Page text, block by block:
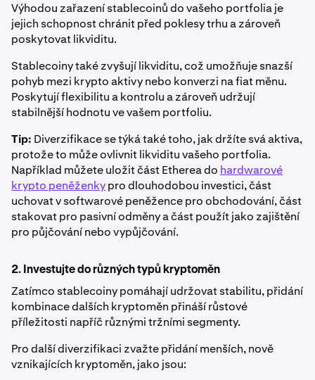
Výhodou zařazení stablecoinů do vašeho portfolia je
jejich schopnost chránit před poklesy trhu a zároveň
poskytovat likviditu.
Stablecoiny také zvyšují likviditu, což umožňuje snazší
pohyb mezi krypto aktivy nebo konverzi na fiat měnu.
Poskytují flexibilitu a kontrolu a zároveň udržují
stabilnější hodnotu ve vašem portfoliu.
Tip: Diverzifikace se týká také toho, jak držíte svá aktiva,
protože to může ovlivnit likviditu vašeho portfolia.
Například můžete uložit část Etherea do hardwarové
krypto peněženkypro dlouhodobou investici, část
uchovat v softwarové peněžence pro obchodování, část
stakovat pro pasivní odměny a část použít jako zajištění
pro půjčování nebo vypůjčování.
2. Investujte do různých typů kryptoměn
Zatímco stablecoiny pomáhají udržovat stabilitu, přidání
kombinace dalších kryptoměn přináší růstové
příležitosti napříč různými tržními segmenty.
Pro další diverzifikaci zvažte přidání menších, nově
vznikajících kryptoměn, jako jsou: